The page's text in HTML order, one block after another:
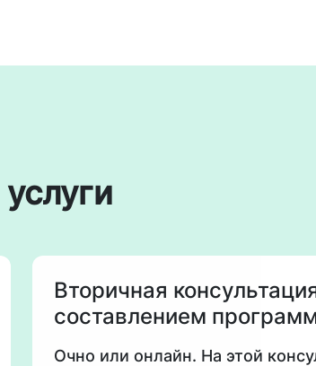
Вторичная консультация
составлением
подбором
Очно или онлайн. На этой